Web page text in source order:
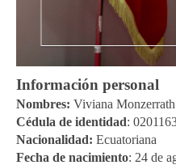
Información personal
Nombres: Viviana
Cédula de identidad:
Nacionalidad: Ecuatoriana
Fecha de nacimiento: 24 de